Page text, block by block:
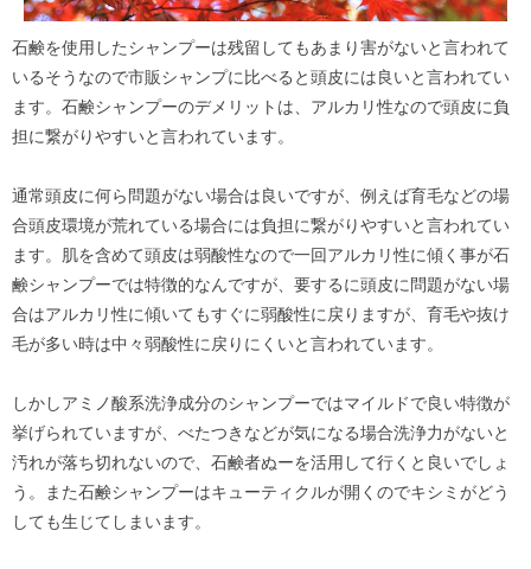
石鹸を使用したシャンプーは残留してもあまり害がないと言われて
いるそうなので市販シャンプに比べると頭皮には良いと言われてい
ます。石鹸シャンプーのデメリットは、アルカリ性なので頭皮に負
担に繋がりやすいと言われています。
通常頭皮に何ら問題がない場合は良いですが、例えば育毛などの場
合頭皮環境が荒れている場合には負担に繋がりやすいと言われてい
ます。肌を含めて頭皮は弱酸性なので一回アルカリ性に傾く事が石
鹸シャンプーでは特徴的なんですが、要するに頭皮に問題がない場
合はアルカリ性に傾いてもすぐに弱酸性に戻りますが、育毛や抜け
毛が多い時は中々弱酸性に戻りにくいと言われています。
しかしアミノ酸系洗浄成分のシャンプーではマイルドで良い特徴が
挙げられていますが、べたつきなどが気になる場合洗浄力がないと
汚れが落ち切れないので、石鹸者ぬーを活用して行くと良いでしょ
う。また石鹸シャンプーはキューティクルが開くのでキシミがどう
しても生じてしまいます。